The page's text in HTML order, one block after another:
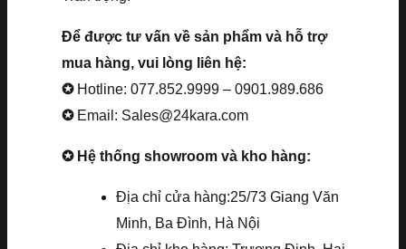
Để được tư vấn về sản phẩm và hỗ trợ
mua hàng, vui lòng liên hệ:
✪ Hotline: 077.852.9999 – 0901.989.686
✪ Email: Sales@24kara.com
✪ Hệ thống showroom và kho hàng:
Địa chỉ cửa hàng:25/73 Giang Văn
Minh, Ba Đình, Hà Nội